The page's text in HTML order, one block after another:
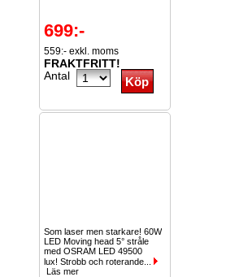
699:-
559:- exkl. moms
FRAKTFRITT!
Antal
Som laser men starkare! 60W
LED Moving head 5° stråle
med OSRAM LED 49500
lux! Strobb och roterande...
Läs mer